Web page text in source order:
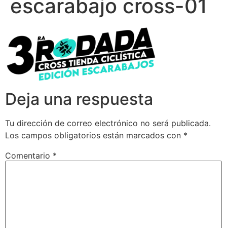
escarabajo cross-01
Deja una respuesta
Tu dirección de correo electrónico no será publicada.
Los campos obligatorios están marcados con *
Comentario *